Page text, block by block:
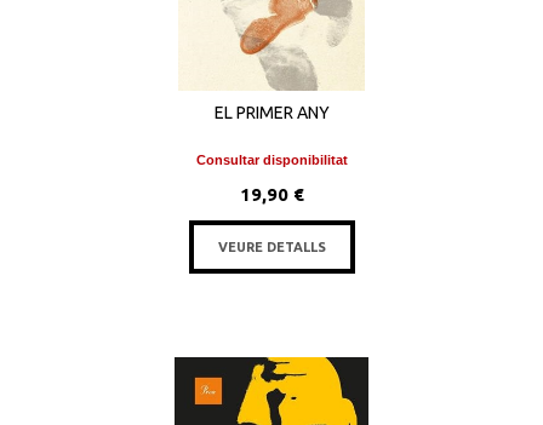
EL PRIMER ANY
Consultar disponibilitat
19,90 €
VEURE DETALLS